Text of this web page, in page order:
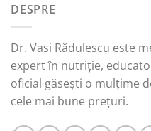
DESPRE
Dr. Vasi Rădulescu este
expert în nutriție,
oficial găsești o mulțime
cele mai bune prețuri.